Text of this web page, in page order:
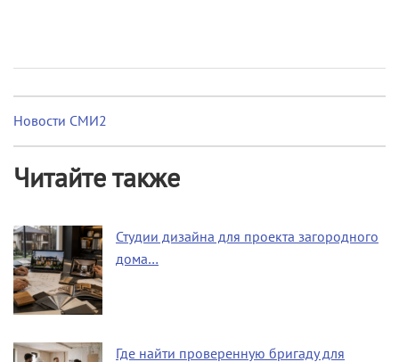
Новости СМИ2
Читайте также
Студии дизайна для проекта загородного
дома…
Где найти проверенную бригаду для